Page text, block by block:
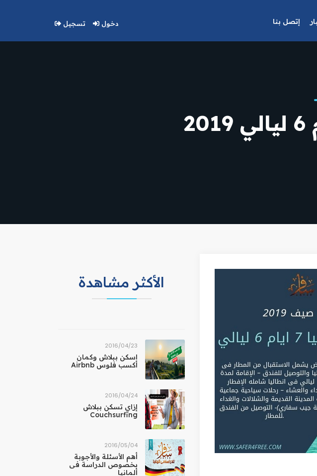
الأكثر مشاهدة
23‏/04‏/2016
اسكن ببلاش وكمان
أكسب فلوس Airbnb
24‏/04‏/2016
إزاي تسكن ببلاش
Couchsurfing
04‏/05‏/2016
أهم الأسئلة والأجوبة
بخصوص الدراسة فى
ألمانيا
تسجيل دخول إتصل بنا